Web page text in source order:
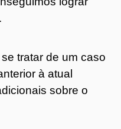
tratar de um caso
à atual
sobre o